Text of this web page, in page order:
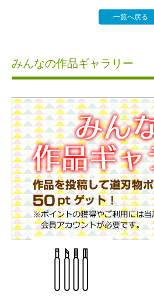
一覧へ戻る
みんなの作品ギャラリー